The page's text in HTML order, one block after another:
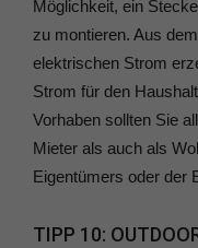
Möglichkeit, ein
zu montieren. Aus
elektrischen Strom
Strom für den
Vorhaben sollten Sie
Mieter als auch als
Eigentümers oder der
TIPP 10: